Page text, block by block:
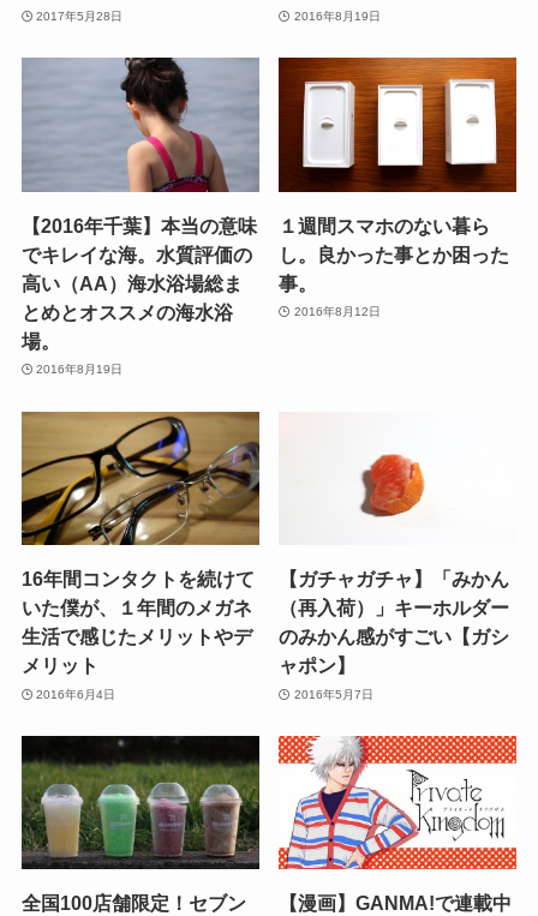
2017年5月28日 2016年8月19日
【2016年千葉】本当の意味
でキレイな海。水質評価の
高い（AA）海水浴場総ま
とめとオススメの海水浴
場。
2016年8月19日
１週間スマホのない暮ら
し。良かった事とか困った
事。
2016年8月12日
16年間コンタクトを続けて
いた僕が、１年間のメガネ
生活で感じたメリットやデ
メリット
2016年6月4日
【ガチャガチャ】「みかん
（再入荷）」キーホルダー
のみかん感がすごい【ガシ
ャポン】
2016年5月7日
全国100店舗限定！セブン
【漫画】GANMA!で連載中